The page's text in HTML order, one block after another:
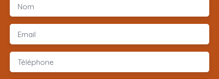
Nom
Email
Téléphone